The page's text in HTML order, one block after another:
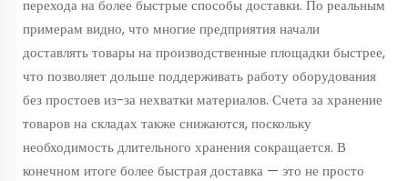
перехода на более быстрые способы доставки. По реальным
примерам видно, что многие предприятия начали
доставлять товары на производственные площадки быстрее,
что позволяет дольше поддерживать работу оборудования
без простоев из-за нехватки материалов. Счета за хранение
товаров на складах также снижаются, поскольку
необходимость длительного хранения сокращается. В
конечном итоге более быстрая доставка — это не просто